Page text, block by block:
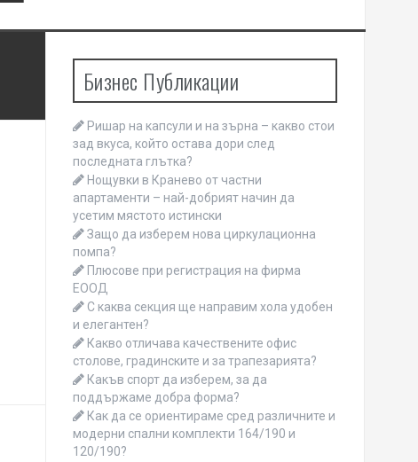
Бизнес Публикации
Ришар на капсули и на зърна – какво стои
зад вкуса, който остава дори след
последната глътка?
Нощувки в Кранево от частни
апартаменти – най-добрият начин да
усетим мястото истински
Защо да изберем нова циркулационна
помпа?
Плюсове при регистрация на фирма
ЕООД
С каква секция ще направим хола удобен
и елегантен?
Какво отличава качествените офис
столове, градинските и за трапезарията?
Какъв спорт да изберем, за да
поддържаме добра форма?
Как да се ориентираме сред различните и
модерни спални комплекти 164/190 и
120/190?